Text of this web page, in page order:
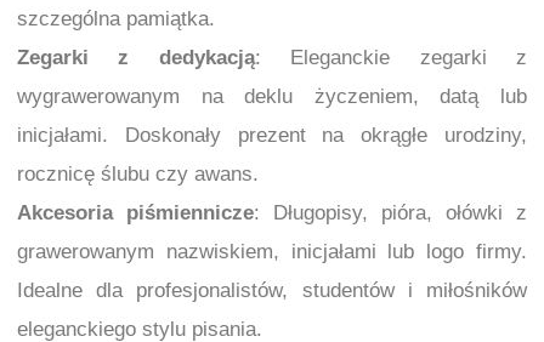
szczególna pamiątka.
Zegarki z dedykacją: Eleganckie zegarki z
wygrawerowanym na deklu życzeniem, datą lub
inicjałami. Doskonały prezent na okrągłe urodziny,
rocznicę ślubu czy awans.
Akcesoria piśmiennicze: Długopisy, pióra, ołówki z
grawerowanym nazwiskiem, inicjałami lub logo firmy.
Idealne dla profesjonalistów, studentów i miłośników
eleganckiego stylu pisania.